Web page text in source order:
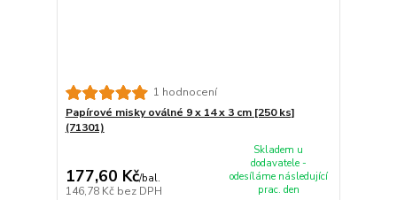
1 hodnocení
Papírové misky oválné 9 x 14 x 3 cm [250 ks]
(71301)
177,60 Kč/bal.
146,78 Kč bez DPH
Skladem u
dodavatele -
odesíláme následující
prac. den